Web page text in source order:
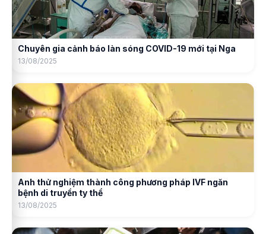
Chuyên gia cảnh báo làn sóng COVID-19 mới tại Nga
13/08/2025
Anh thử nghiệm thành công phương pháp IVF ngăn
bệnh di truyền ty thể
13/08/2025